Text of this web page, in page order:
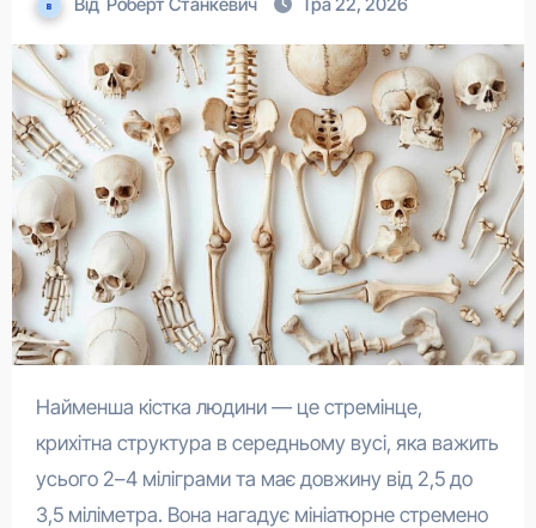
Найменша кістка людини — це стремінце,
крихітна структура в середньому вусі, яка важить
усього 2–4 міліграми та має довжину від 2,5 до
3,5 міліметра. Вона нагадує мініатюрне стремено